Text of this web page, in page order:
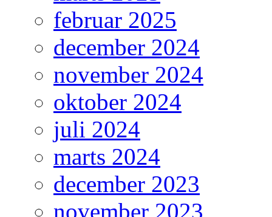
februar 2025
december 2024
november 2024
oktober 2024
juli 2024
marts 2024
december 2023
november 2023